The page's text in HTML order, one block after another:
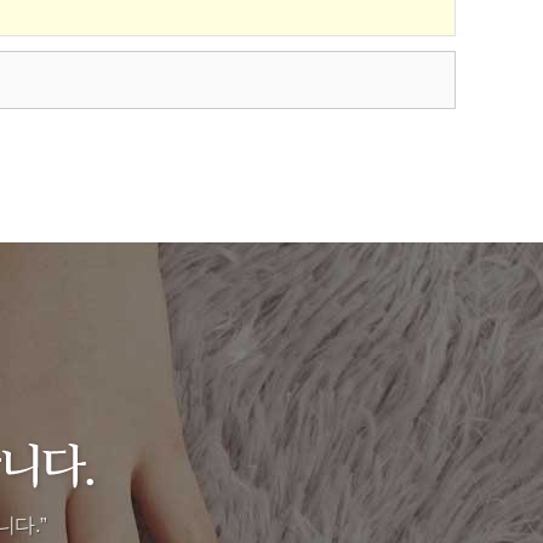
다.”